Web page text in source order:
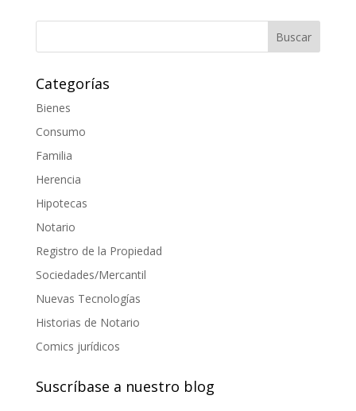
Categorías
Bienes
Consumo
Familia
Herencia
Hipotecas
Notario
Registro de la Propiedad
Sociedades/Mercantil
Nuevas Tecnologías
Historias de Notario
Comics jurídicos
Suscríbase a nuestro blog